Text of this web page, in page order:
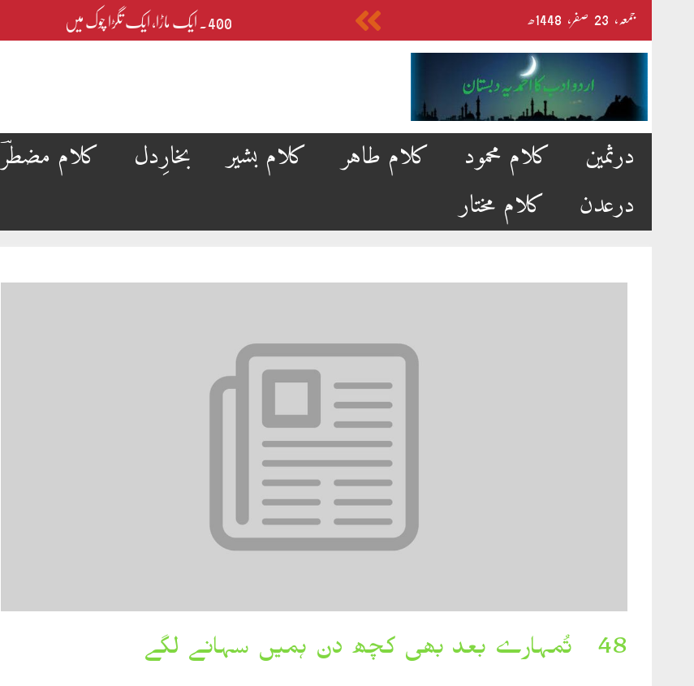
Skip
to
content
جمعہ‬‮، 23 صفر‬، 400۔ ایک ماڑا، ایک تگڑا چوک میں
درثمین کلام محمود کلام طاہر کلام بشیر بخارِدل کلام مضطرؔ
درعدن
کلام مختار
48۔ تُمہارے بعد بھی کچھ دن ہمیں سہانے لگے